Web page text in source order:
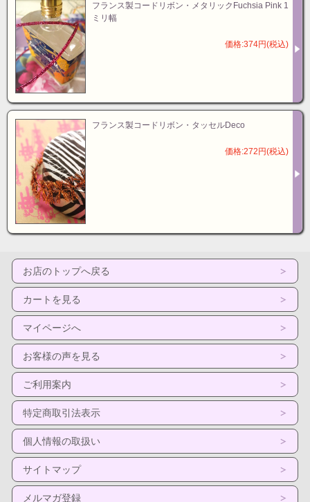
フランス製コードリボン・メタリックFuchsia Pink 1
ミリ幅
価格:374円(税込)
フランス製コードリボン・タッセルDeco
価格:272円(税込)
お店のトップへ戻る
カートを見る
マイページへ
お客様の声を見る
ご利用案内
特定商取引法表示
個人情報の取扱い
サイトマップ
メルマガ登録